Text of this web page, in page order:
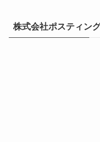
株式会社ポスティン